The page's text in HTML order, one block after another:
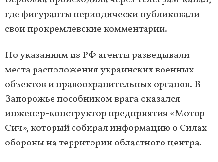
где фигуранты периодически публиковали
свои прокремлевские комментарии.
По указаниям из РФ агенты разведывали
места расположения украинских военных
объектов и правоохранительных органов. В
Запорожье пособником врага оказался
инженер-конструктор предприятия «Мотор
Сич», который собирал информацию о Силах
обороны на территории областного центра.